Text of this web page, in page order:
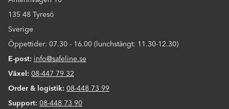
135 48 Tyresö
Sverige
Öppettider: 07.30 - 16.00 (lunchstängt: 11.30-12.30)
E-post: info@safeline.se
Växel: 08-447 79 32
Order & logistik: 08-448 73 99
Support: 08-448 73 90